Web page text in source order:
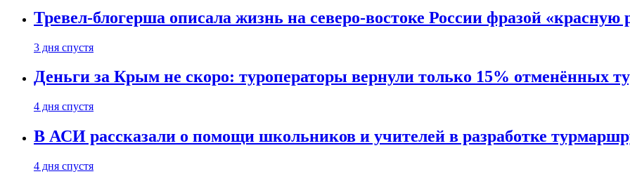
Тревел-блогерша описала жизнь на северо-востоке России фразой
3 дня спустя
Деньги за Крым не скоро: туроператоры вернули только 15% отменённых
4 дня спустя
В АСИ рассказали о помощи школьников и учителей в разработке
4 дня спустя